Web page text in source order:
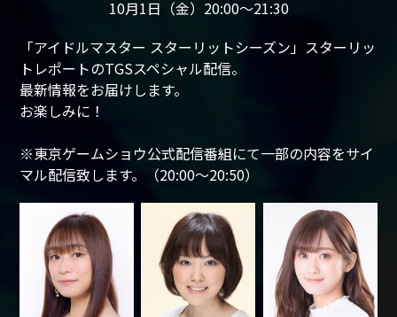
10月1日（金）20:00～21:30
「アイドルマスター スターリットシーズン」スターリッ
トレポートのTGSスペシャル配信。
最新情報をお届けします。
お楽しみに！
※東京ゲームショウ公式配信番組にて一部の内容をサイ
マル配信致します。（20:00～20:50）